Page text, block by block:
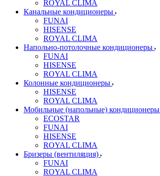
ROYAL CLIMA
Канальные кондиционеры
FUNAI
HISENSE
ROYAL CLIMA
Напольно-потолочные кондиционеры
FUNAI
HISENSE
ROYAL CLIMA
Колонные кондиционеры
HISENSE
ROYAL CLIMA
Мобильные (напольные) кондиционеры
ECOSTAR
FUNAI
HISENSE
ROYAL CLIMA
Бризеры (вентиляция)
FUNAI
ROYAL CLIMA